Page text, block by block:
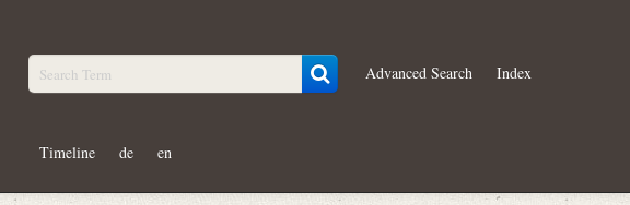
Advanced Search Index
Timeline de en